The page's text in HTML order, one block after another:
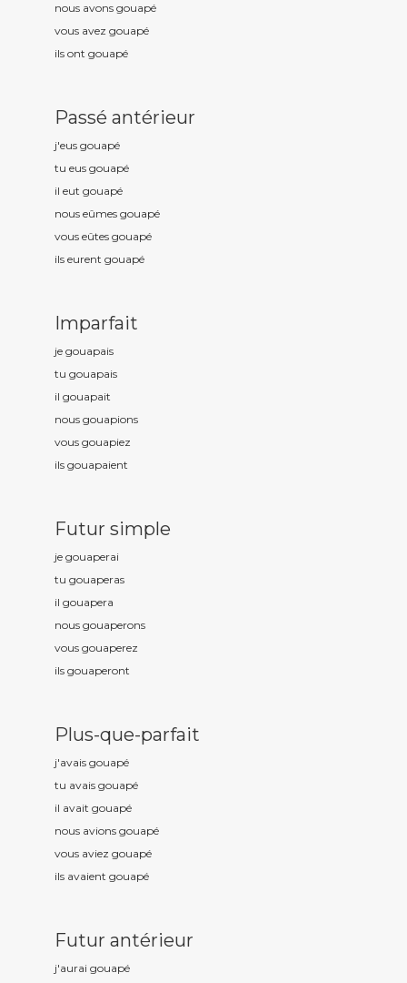
nous avons gouapé
vous avez gouapé
ils ont gouapé
Passé antérieur
j'eus gouapé
tu eus gouapé
il eut gouapé
nous eûmes gouapé
vous eûtes gouapé
ils eurent gouapé
Imparfait
je gouapais
tu gouapais
il gouapait
nous gouapions
vous gouapiez
ils gouapaient
Futur simple
je gouaperai
tu gouaperas
il gouapera
nous gouaperons
vous gouaperez
ils gouaperont
Plus-que-parfait
j'avais gouapé
tu avais gouapé
il avait gouapé
nous avions gouapé
vous aviez gouapé
ils avaient gouapé
Futur antérieur
j'aurai gouapé